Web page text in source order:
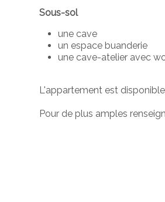
Sous-sol
une cave
un espace buanderie
une cave-atelier avec
L'appartement est
Pour de plus amples